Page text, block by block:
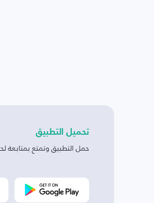
تحميل التطبيق
حمل التطبيق وتمتع بمتابعة